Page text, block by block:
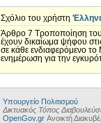
Σχόλιο του χρήστη '
Άρθρο 7 Τροποποίηση
έχουν δικαίωμα ψήφου
σε κάθε ενδιαφερόμενο
ενημέρωση για την
Υπουργείο Πολιτισμού
Δικτυακός Τόπος
OpenGov.gr Ανοικτή